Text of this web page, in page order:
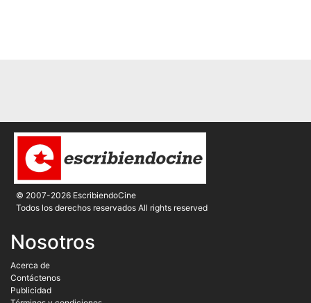
© 2007-2026 EscribiendoCine
Todos los derechos reservados All rights reserved
Nosotros
Acerca de
Contáctenos
Publicidad